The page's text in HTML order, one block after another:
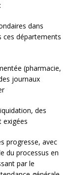
dans
ces départements
(pharmacie,
journaux
des
exigées
progresse, avec
du processus en
par le